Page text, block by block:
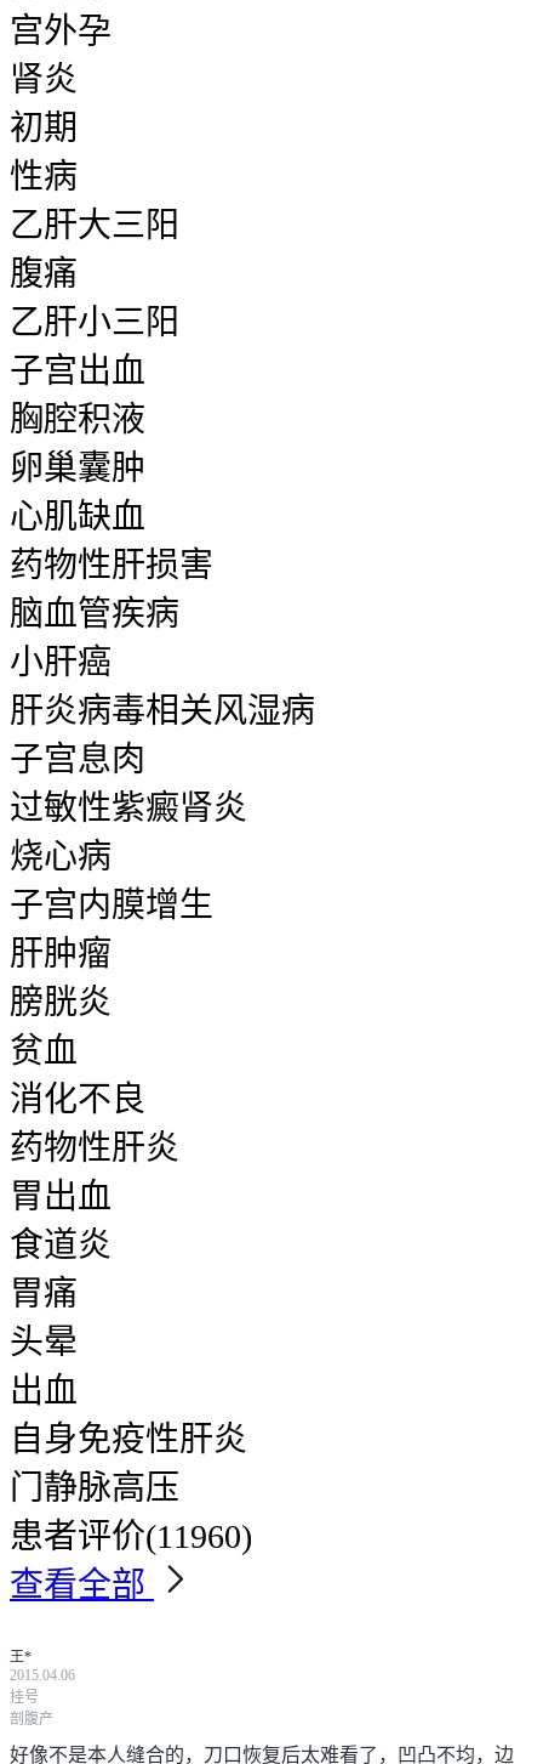
宫外孕
肾炎
初期
性病
乙肝大三阳
腹痛
乙肝小三阳
子宫出血
胸腔积液
卵巢囊肿
心肌缺血
药物性肝损害
脑血管疾病
小肝癌
肝炎病毒相关风湿病
子宫息肉
过敏性紫癜肾炎
烧心病
子宫内膜增生
肝肿瘤
膀胱炎
贫血
消化不良
药物性肝炎
胃出血
食道炎
胃痛
头晕
出血
自身免疫性肝炎
门静脉高压
患者评价(11960)
查看全部
王*
2015.04.06
挂号
剖腹产
好像不是本人缝合的，刀口恢复后太难看了，凹凸不均，边